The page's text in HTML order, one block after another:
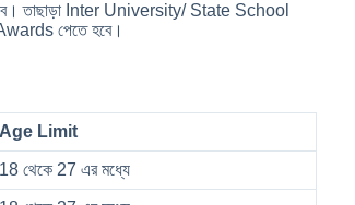
তাছাড়া Inter University/ State School
পেতে হবে।
Age Limit
18 থেকে 27 এর মধ্যে